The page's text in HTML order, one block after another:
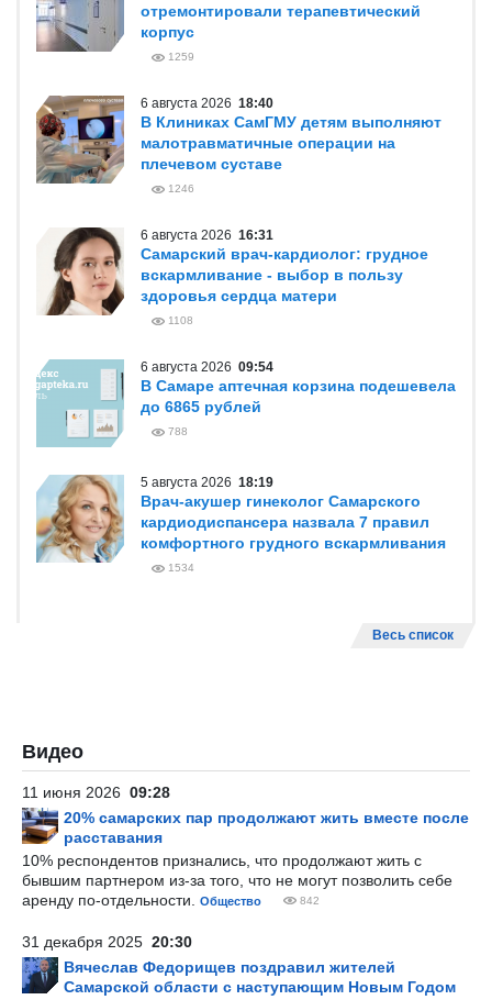
отремонтировали терапевтический
корпус
1259
6 августа 2026 18:40
В Клиниках СамГМУ детям выполняют
малотравматичные операции на
плечевом суставе
1246
6 августа 2026 16:31
Самарский врач-кардиолог: грудное
вскармливание - выбор в пользу
здоровья сердца матери
1108
6 августа 2026 09:54
В Самаре аптечная корзина подешевела
до 6865 рублей
788
5 августа 2026 18:19
Врач-акушер гинеколог Самарского
кардиодиспансера назвала 7 правил
комфортного грудного вскармливания
1534
Весь список
Видео
11 июня 2026 09:28
20% самарских пар продолжают жить вместе после
расставания
10% респондентов признались, что продолжают жить с
бывшим партнером из-за того, что не могут позволить себе
аренду по-отдельности.
Общество 842
31 декабря 2025 20:30
Вячеслав Федорищев поздравил жителей
Самарской области с наступающим Новым Годом